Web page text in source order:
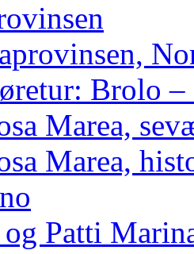
Brolo –
Marea,
Marea,
Patti